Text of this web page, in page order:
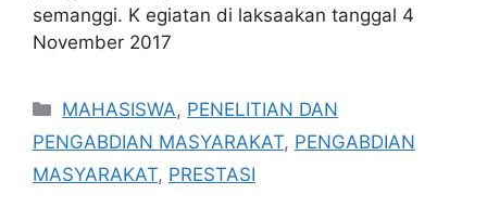
semanggi. K egiatan di laksaakan tanggal 4
November 2017
Categories
MAHASISWA, PENELITIAN DAN
PENGABDIAN MASYARAKAT, PENGABDIAN
MASYARAKAT, PRESTASI